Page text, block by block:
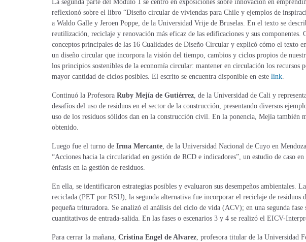
La segunda parte del Módulo 1 se centró en exposiciones sobre innovación en
reflexionó sobre el libro “Diseño circular de viviendas para Chile y ejemplos de
a Waldo Galle y Jeroen Poppe, de la Universidad Vrije de Bruselas. En el texto se
reutilización, reciclaje y renovación más eficaz de las edificaciones y sus componentes.
conceptos principales de las 16 Cualidades de Diseño Circular y explicó cómo el texto
un diseño circular que incorpora la visión del tiempo, cambios y ciclos propios de
los principios sostenibles de la economía circular: mantener en circulación los
mayor cantidad de ciclos posibles. El escrito se encuentra disponible en este link.
Continuó la Profesora Ruby Mejía de Gutiérrez, de la Universidad de Cali y
desafíos del uso de residuos en el sector de la construcción, presentando diversos
uso de los residuos sólidos dan en la construcción civil. En la ponencia, Mejía también
obtenido.
Luego fue el turno de Irma Mercante, de la Universidad Nacional de Cuyo en
“Acciones hacia la circularidad en gestión de RCD e indicadores”, un estudio de caso
énfasis en la gestión de residuos.
En ella, se identificaron estrategias posibles y evaluaron sus desempeños
reciclada (PET por RSU), la segunda alternativa fue incorporar el reciclaje de residuos
pequeña trituradora. Se analizó el análisis del ciclo de vida (ACV); en una segunda
cuantitativos de entrada-salida. En las fases o escenarios 3 y 4 se realizó el EICV-
Para cerrar la mañana, Cristina Engel de Alvarez, profesora titular de la Universidad